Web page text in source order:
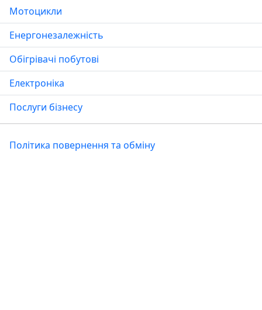
Мотоцикли
Енергонезалежність
Обігрівачі побутові
Електроніка
Послуги бізнесу
Політика повернення та обміну